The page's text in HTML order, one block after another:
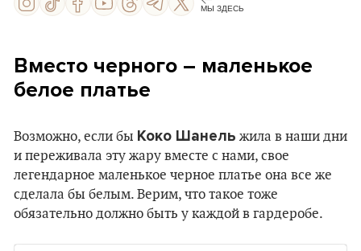
МЫ ЗДЕСЬ
Вместо черного – маленькое
белое платье
Возможно, если бы Коко Шанель жила в наши дни
и переживала эту жару вместе с нами, свое
легендарное маленькое черное платье она все же
сделала бы белым. Верим, что такое тоже
обязательно должно быть у каждой в гардеробе.